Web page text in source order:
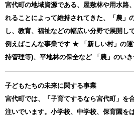
宮代町の地域資源である、屋敷林や用水路
れることによって維持されてきた、「農」
し、教育、福祉などの幅広い分野で展開
例えばこんな事業です ★ 「新しい村」の
持管理等)、平地林の保全など 「農」のい
子どもたちの未来に関する事業
宮代町では、「子育てするなら宮代町」を
注いでいます。小学校、中学校、保育園を